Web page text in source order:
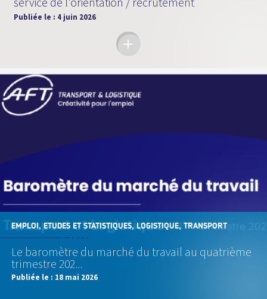
Publiée le : 4 juin 2026
EMPLOI, ETUDES ET STATISTIQUES, LOGISTIQUE, TRANSPORT
Le baromètre du marché du travail au quatrième
trimestre 202...
Publiée le : 18 mai 2026